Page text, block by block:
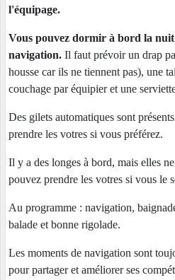
l'équipage.
Vous pouvez dormir à bord la
navigation. Il faut prévoir un drap
housse car ils ne tiennent pas), une
couchage par équipier et une
Des gilets automatiques sont
prendre les votres si vous préférez.
Il y a des longes à bord, mais elles
pouvez prendre les votres si vous le
Au programme : navigation,
balade et bonne rigolade.
Les moments de navigation sont
pour partager et améliorer ses